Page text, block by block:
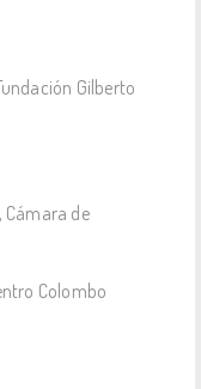
Gilberto
Cámara de
Colombo